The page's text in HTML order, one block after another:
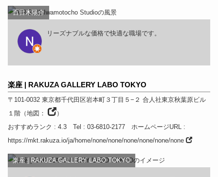
百目木陽介
リーズナブルな価格で快適な職場です。
楽座 | RAKUZA GALLERY LABO TOKYO
〒101-0032 東京都千代田区岩本町３丁目５−２ 合人社東京秋葉原ビル
１階（地図：
）
おすすめランク : 4.3 Tel : 03-6810-2177 ホームページURL:
https://mkt.rakuza.io/ja/home/none/none/none/none/none/none
楽座 | RAKUZA GALLERY LABO TOKYO